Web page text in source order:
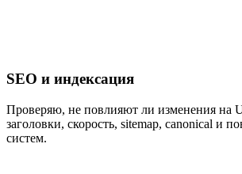
SEO и индексация
Проверяю, не повлияют ли изменения на
заголовки, скорость, sitemap, canonical и
систем.